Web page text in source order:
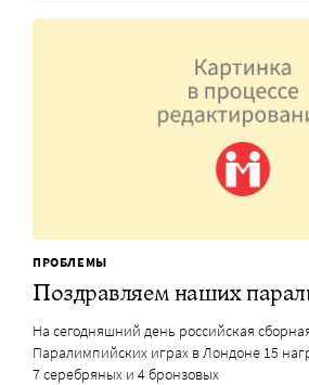
ПРОБЛЕМЫ
Поздравляем наших
На сегодняшний день российская
Паралимпийских играх в Лондоне 15
7 серебряных и 4 бронзовых